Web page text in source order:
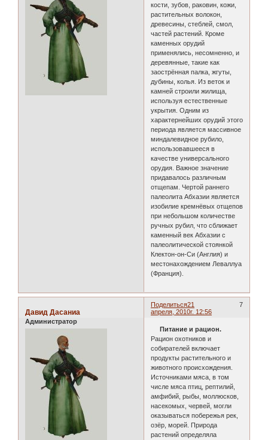
кости, зубов, раковин, кожи,
растительных волокон,
древесины, стеблей, смол,
частей растений. Кроме
каменных орудий
применялись, несомненно, и
деревянные, такие как
заострённая палка, жгуты,
дубины, колья. Из веток и
камней строили жилища,
используя естественные
укрытия. Одним из
характернейших орудий этого
периода является массивное
миндалевидное рубило,
использовавшееся в
качестве универсального
орудия. Важное значение
придавалось различным
отщепам. Чертой раннего
палеолита Абхазии является
изобилие кремнёвых отщепов
при небольшом количестве
ручных рубил, что сближает
каменный век Абхазии с
палеолитической стоянкой
Клектон-он-Си (Англия) и
местонахождением Леваллуа
(Франция).
Поделиться 7
21
апреля, 2010г. 12:56
Давид Дасаниа
Администратор
Питание и рацион.
Рацион охотников и
собирателей включает
продукты растительного и
животного происхождения.
Источниками мяса, в том
числе мяса птиц, рептилий,
амфибий, рыбы, моллюсков,
насекомых, червей, могли
оказываться побережья рек,
озёр, морей. Природа
растений определяла